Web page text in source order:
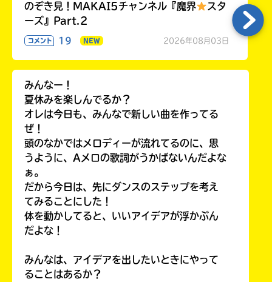
のぞき見！MAKAI5チャンネル『魔界
スタ
ーズ』Part.2
コメント 19 NEW 2026年08月03日
みんなー！
夏休みを楽しんでるか？
オレは今日も、みんなで新しい曲を作ってる
ぜ！
頭のなかではメロディーが流れてるのに、思
うように、Aメロの歌詞がうかばないんだよな
ぁ。
だから今日は、先にダンスのステップを考え
てみることにした！
体を動かしてると、いいアイデアが浮かぶん
だよな！
みんなは、アイデアを出したいときにやって
ることはあるか？